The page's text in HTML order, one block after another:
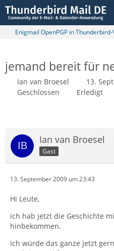
Enigmail OpenPGP in
jemand bereit für
Ian van Broesel
13.
Geschlossen
Erledigt
Ian van Broesel
Gast
13. September 2009 um 23:43
Hi Leute,
ich hab jetzt die Geschichte
hinbekommen.
Ich würde das ganze jetzt